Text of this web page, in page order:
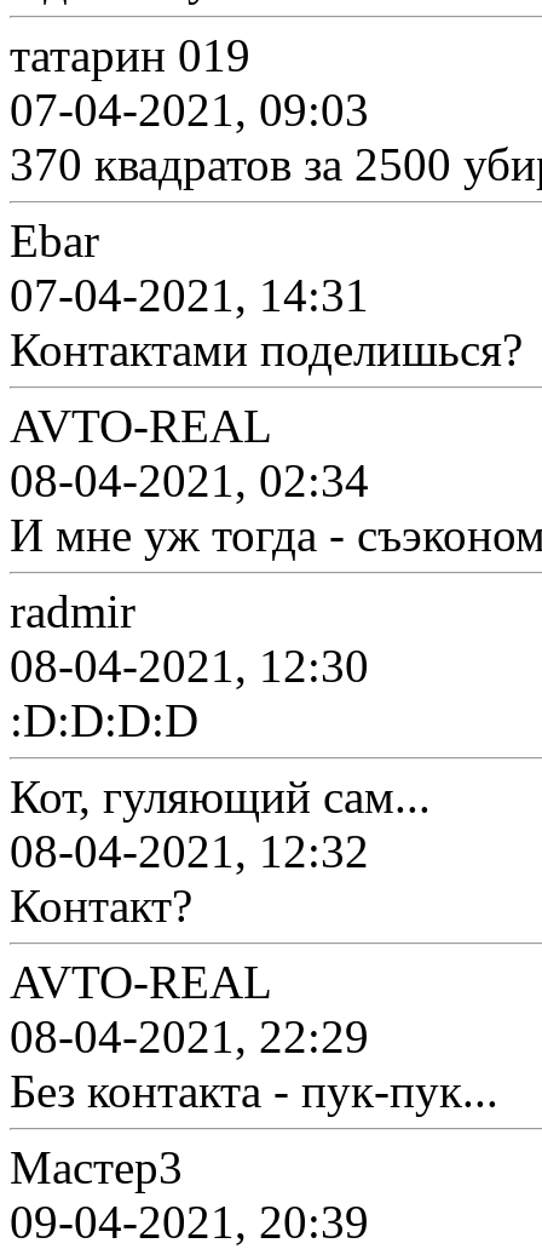
татарин 019
07-04-2021, 09:03
370 квадратов за 2500
Ebar
07-04-2021, 14:31
Контактами поделишься?
AVTO-REAL
08-04-2021, 02:34
И мне уж тогда -
radmir
08-04-2021, 12:30
:D:D:D:D
Кот, гуляющий сам...
08-04-2021, 12:32
Контакт?
AVTO-REAL
08-04-2021, 22:29
Без контакта - пук-пук...
Мастер3
09-04-2021, 20:39